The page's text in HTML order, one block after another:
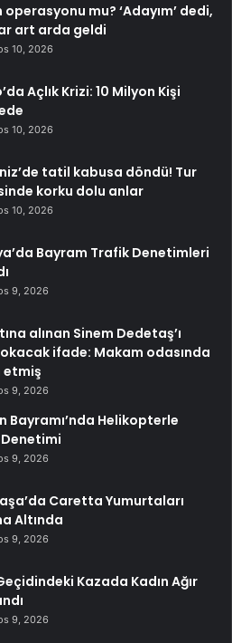
mu? ‘Adayım’ dedi,
art arda geldi
10, 2026
Açlık Krizi: 10 Milyon Kişi
10, 2026
tatil kabusa döndü! Tur
korku dolu anlar
10, 2026
Bayram Trafik Denetimleri
9, 2026
alınan Sinem Dedetaş’ı
ifade: Makam odasında
etmiş
9, 2026
Bayramı’nda Helikopterle
9, 2026
Caretta Yumurtaları
Altında
9, 2026
Kazada Kadın Ağır
9, 2026